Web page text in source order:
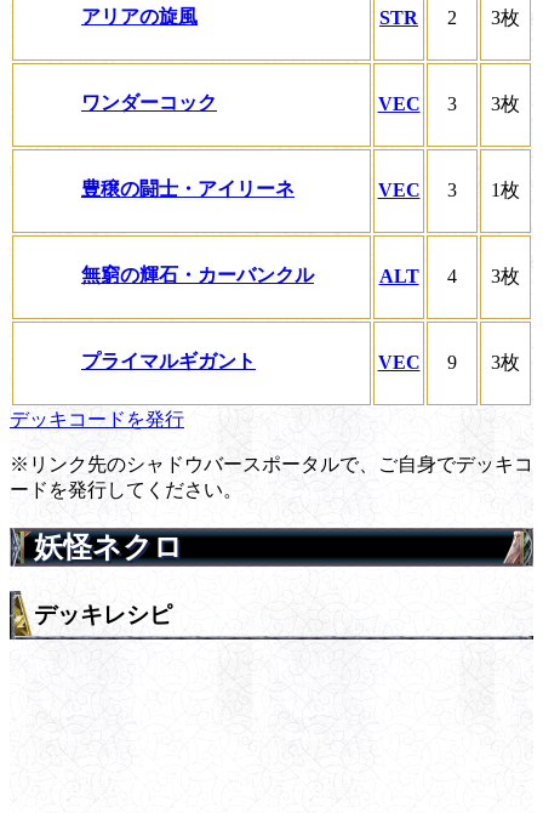
アリアの旋風 STR 2 3枚
ワンダーコック VEC 3 3枚
豊穣の闘士・アイリーネ VEC 3 1枚
無窮の輝石・カーバンクル ALT 4 3枚
プライマルギガント VEC 9 3枚
デッキコードを発行
※リンク先のシャドウバースポータルで、ご自身でデッキコ
ードを発行してください。
妖怪ネクロ
デッキレシピ